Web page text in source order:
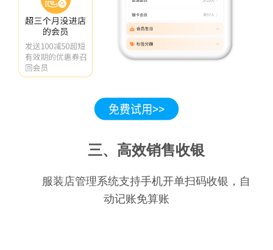
三、高效销售收银
服装店管理系统支持手机开单扫码收银，自
动记账免算账